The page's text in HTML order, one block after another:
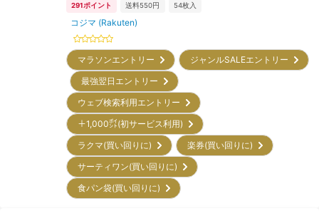
291ポイント 送料550円 54枚入
コジマ (Rakuten)
マラソンエントリー
ジャンルSALEエントリー
最強翌日エントリー
ウェブ検索利用エントリー
＋1,000㌽(初サービス利用)
ラクマ(買い回りに)
楽券(買い回りに)
サーティワン(買い回りに)
食パン袋(買い回りに)